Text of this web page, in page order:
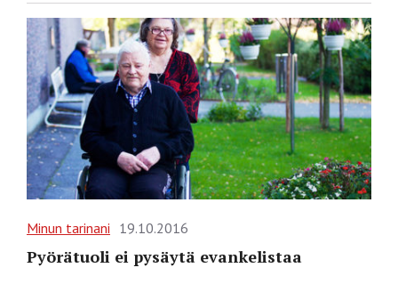
Minun tarinani 19.10.2016
Pyörätuoli ei pysäytä evankelistaa